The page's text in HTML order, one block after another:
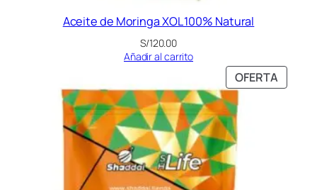
Aceite de Moringa XOL 100% Natural
S/120.00
Añadir al carrito
OFERTA
EN